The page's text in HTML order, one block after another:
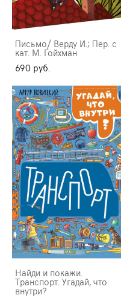
Письмо/ Верду И.; Пер. с
кат. М. Гойхман
690 pуб.
Найди и покажи.
Транспорт. Угадай, что
внутри?